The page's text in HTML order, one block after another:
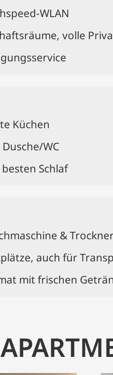
WLAN
volle
Küchen
WC
Schlaf
&
auch für
mit frischen